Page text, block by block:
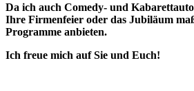
Da ich auch Comedy- und
Ihre Firmenfeier oder das Jubiläum
Programme anbieten.
Ich freue mich auf Sie und Euch!